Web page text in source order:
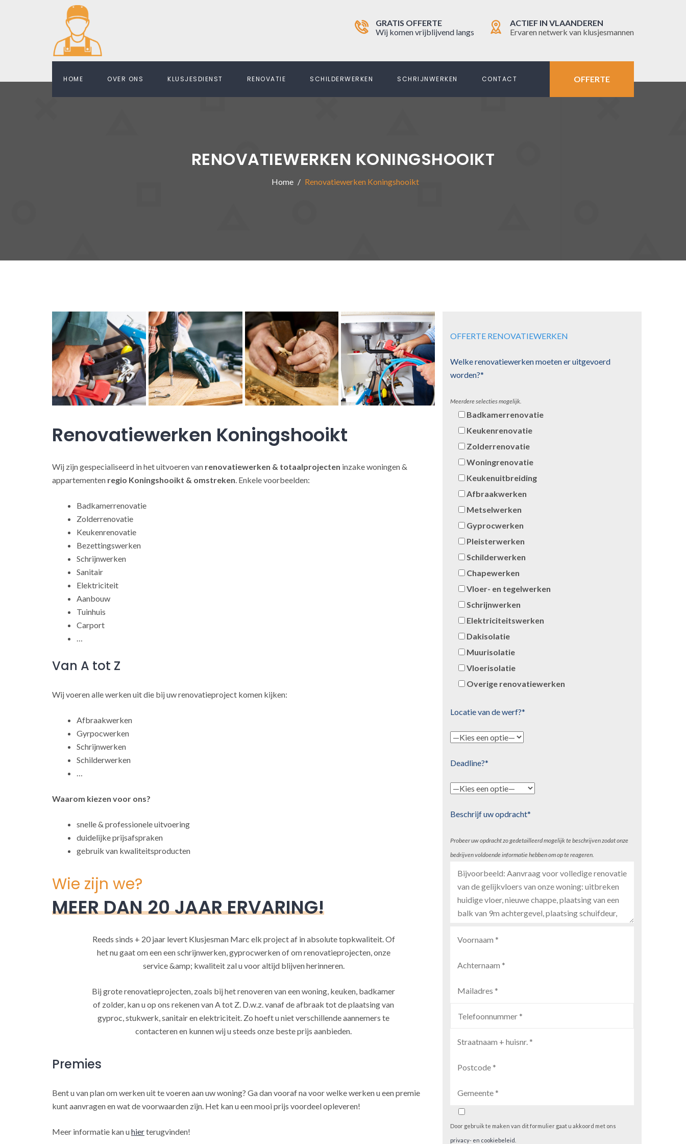
GRATIS OFFERTE
Wij komen vrijblijvend langs
ACTIEF IN VLAANDEREN
Ervaren netwerk van klusjesmannen
HOME OVER ONS KLUSJESDIENST RENOVATIE SCHILDERWERKEN SCHRIJNWERKEN CONTACT OFFERTE
RENOVATIEWERKEN KONINGSHOOIKT
Home Renovatiewerken Koningshooikt
Renovatiewerken Koningshooikt
Wij zijn gespecialiseerd in het uitvoeren van renovatiewerken & totaalprojecten inzake woningen &
appartementen regio Koningshooikt & omstreken . Enkele voorbeelden:
Badkamerrenovatie
Zolderrenovatie
Keukenrenovatie
Bezettingswerken
Schrijnwerken
Sanitair
Elektriciteit
Aanbouw
Tuinhuis
Carport
Van A tot Z
Wij voeren alle werken uit die bij uw renovatieproject komen kijken:
Afbraakwerken
Gyrpocwerken
Schrijnwerken
Schilderwerken
Waarom kiezen voor ons?
snelle & professionele uitvoering
duidelijke prijsafspraken
gebruik van kwaliteitsproducten
Wie zijn we?
MEER DAN 20 JAAR ERVARING!
Reeds sinds + 20 jaar levert Klusjesman Marc elk project af in absolute topkwaliteit. Of
het nu gaat om een een schrijnwerken, gyprocwerken of om renovatieprojecten, onze
service &amp; kwaliteit zal u voor altijd blijven herinneren.
Bij grote renovatieprojecten, zoals bij het renoveren van een woning, keuken, badkamer
of zolder, kan u op ons rekenen van A tot Z. D.w.z. vanaf de afbraak tot de plaatsing van
gyproc, stukwerk, sanitair en elektriciteit. Zo hoeft u niet verschillende aannemers te
contacteren en kunnen wij u steeds onze beste prijs aanbieden.
Premies
Bent u van plan om werken uit te voeren aan uw woning? Ga dan vooraf na voor welke werken u een premie
kunt aanvragen en wat de voorwaarden zijn. Het kan u een mooi prijs voordeel opleveren!
Meer informatie kan uhierterugvinden!
OFFERTE RENOVATIEWERKEN
Welke renovatiewerken moeten er uitgevoerd
worden?*
Meerdere selecties mogelijk.
Badkamerrenovatie
Keukenrenovatie
Zolderrenovatie
Woningrenovatie
Keukenuitbreiding
Afbraakwerken
Metselwerken
Gyprocwerken
Pleisterwerken
Schilderwerken
Chapewerken
Vloer- en tegelwerken
Schrijnwerken
Elektriciteitswerken
Dakisolatie
Muurisolatie
Vloerisolatie
Overige renovatiewerken
Locatie van de werf?*
Deadline?*
Beschrijf uw opdracht*
Probeer uw opdracht zo gedetailleerd mogelijk te beschrijven zodat onze
bedrijven voldoende informatie hebben om op te reageren.
Door gebruik te maken van dit formulier gaat u akkoord met ons
privacy- en cookiebeleid